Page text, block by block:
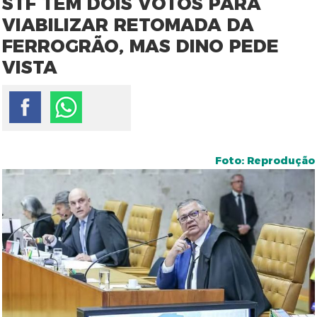
VIABILIZAR RETOMADA DA
FERROGRÃO, MAS DINO PEDE
VISTA
Foto: Reprodução